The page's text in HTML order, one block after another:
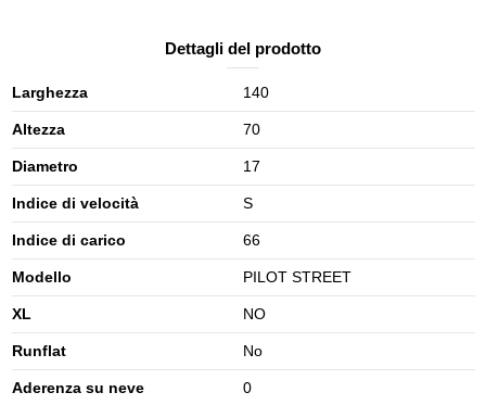
Dettagli del prodotto
Larghezza 140
Altezza 70
Diametro 17
Indice di velocità S
Indice di carico 66
Modello PILOT STREET
XL NO
Runflat No
Aderenza su neve 0